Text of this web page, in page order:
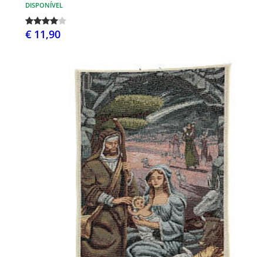
DISPONÍVEL
€ 11,90